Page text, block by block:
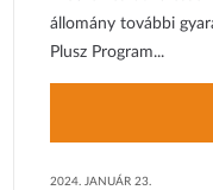
állomány további
Plusz Program...
2024. JANUÁR 23.